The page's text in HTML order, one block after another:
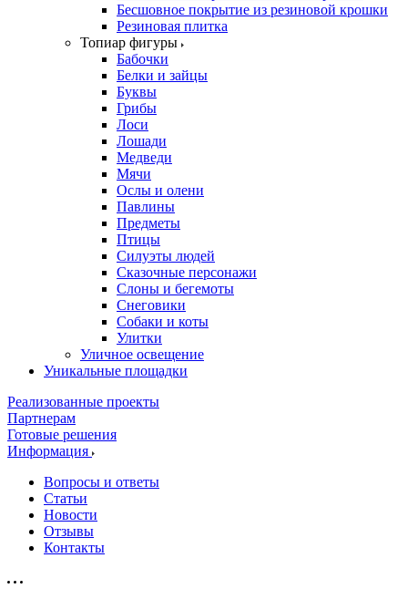
Бесшовное покрытие из резиновой крошки
Резиновая плитка
Топиар фигуры
Бабочки
Белки и зайцы
Буквы
Грибы
Лоси
Лошади
Медведи
Мячи
Ослы и олени
Павлины
Предметы
Птицы
Силуэты людей
Сказочные персонажи
Слоны и бегемоты
Снеговики
Собаки и коты
Улитки
Уличное освещение
Уникальные площадки
Реализованные проекты
Партнерам
Готовые решения
Информация
Вопросы и ответы
Статьи
Новости
Отзывы
Контакты